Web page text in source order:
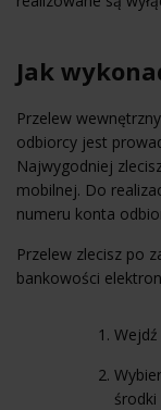
Jak
Przelew
odbiorcy jest
Najwygodniej
mobilnej. Do
numeru konta
Przelew zlecisz po
bankowości